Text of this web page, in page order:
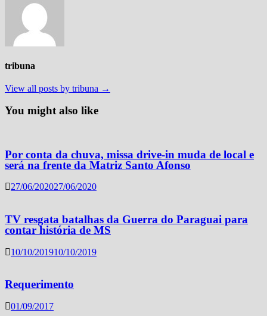
tribuna
View all posts by tribuna →
You might also like
Por conta da chuva, missa drive-in muda de local e
será na frente da Matriz Santo Afonso
27/06/202027/06/2020
TV resgata batalhas da Guerra do Paraguai para
contar história de MS
10/10/201910/10/2019
Requerimento
01/09/2017